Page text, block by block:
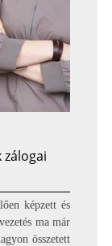
zálogai
képzett és
ma már
összetett